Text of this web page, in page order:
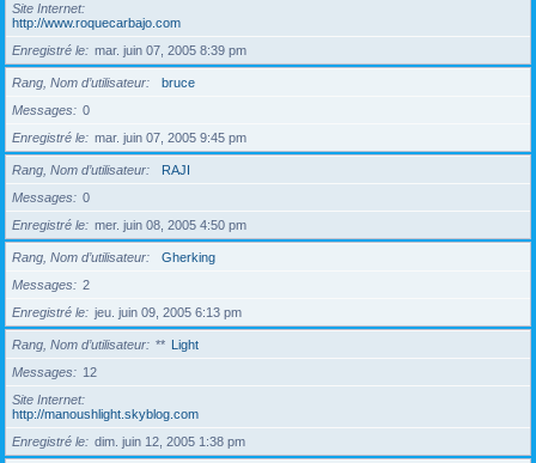
Site Internet
http://www.roquecarbajo.com
Enregistré le
mar. juin 07, 2005 8:39 pm
Rang, Nom d’utilisateur
bruce
Messages
0
Enregistré le
mar. juin 07, 2005 9:45 pm
Rang, Nom d’utilisateur
RAJI
Messages
0
Enregistré le
mer. juin 08, 2005 4:50 pm
Rang, Nom d’utilisateur
Gherking
Messages
2
Enregistré le
jeu. juin 09, 2005 6:13 pm
Rang, Nom d’utilisateur ** Light
Messages
12
Site Internet
http://manoushlight.skyblog.com
Enregistré le
dim. juin 12, 2005 1:38 pm